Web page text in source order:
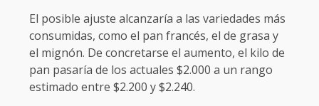
El posible ajuste alcanzaría a las variedades más
consumidas, como el pan francés, el de grasa y
el mignón. De concretarse el aumento, el kilo de
pan pasaría de los actuales $2.000 a un rango
estimado entre $2.200 y $2.240.